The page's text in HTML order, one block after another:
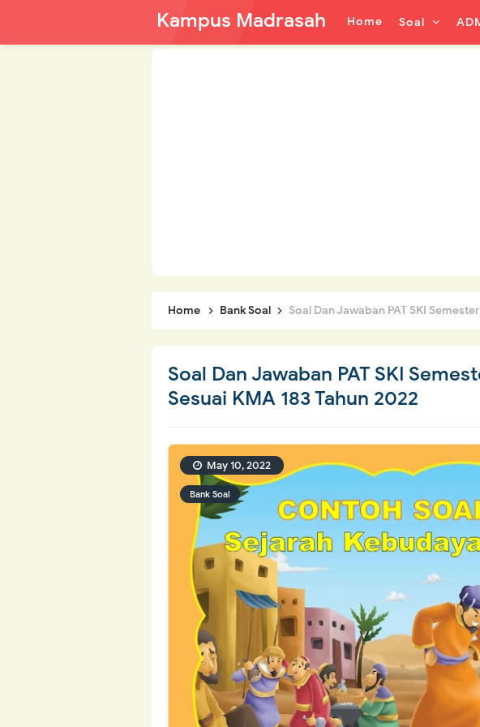
Kampus Madrasah Home Soal
Home Bank Soal Soal Dan Jawaban PAT SKI Semester 2
Soal Dan Jawaban PAT SKI
Sesuai KMA 183 Tahun 2022
Bank Soal
May 10, 2022